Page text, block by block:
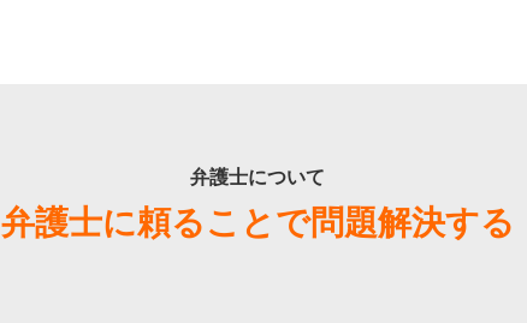
弁護士について
弁護士に頼ることで問題解決する